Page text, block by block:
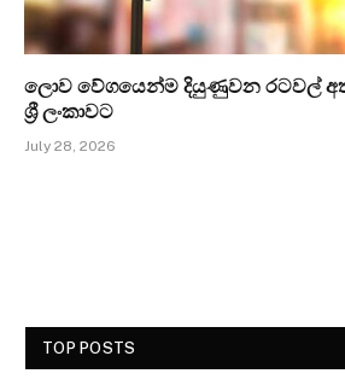
ලොව වේගයෙන්ම දියුණුවන රටවල්
ශ්‍රී ලංකාවට
July 28, 2026
TOP POSTS